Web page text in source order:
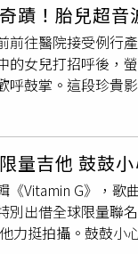
，喝起來層次豐富
。此外，現場還有
限定夏日俱樂部，
信義區松高路19
禁止酒駕
一起捐」。還有日
感動得流淚，等未
與我們一同克服地
或繼承家中的事業
沒出息，「我有特
上在台灣亂唸好多
續他的演員之路。
又必須兼顧生計，
讀、瑜伽教室櫃
、七百個燒餅，有
時，他只能請假，
就去倒，不想外送
過客》中郭子豪與
等通知、跑龍套的
蹟！胎兒超
前往醫院接受例行
的女兒打招呼後，
呼鼓掌。這段珍貴
《Storyful》及外
檢查，希望透過
爸爸先俯身親吻妻
向診間其他人，沒
音。突如其來的一
和腹中的女兒聊天
，完整記錄這個令
量吉他 鼓鼓
《Vitamin G》，歌
別出借全球限量聯
力挺拍攝。鼓鼓小